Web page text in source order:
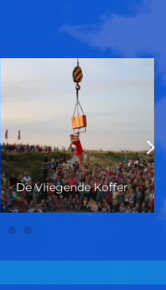
De Vliegende Koffer